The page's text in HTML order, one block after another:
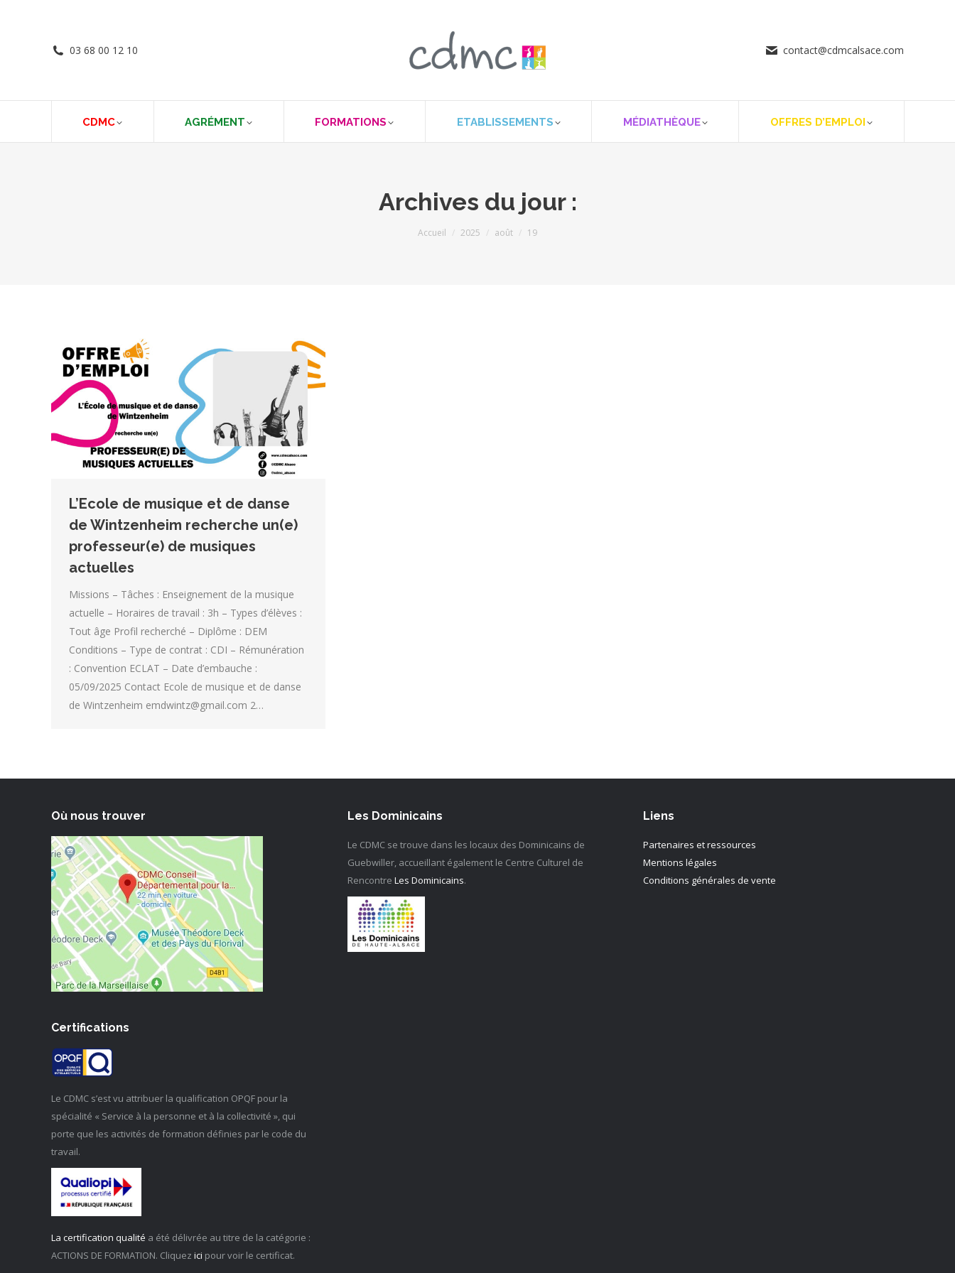
03 68 00 12 10 contact@cdmcalsace.com
CDMC AGRÉMENT FORMATIONS ETABLISSEMENTS MÉDIATHÈQUE OFFRES D’EMPLOI
Archives du jour :
Vous êtes ici :
Accueil 2025 août 19
L’Ecole de musique et de danse
de Wintzenheim recherche un(e)
professeur(e) de musiques
actuelles
Missions – Tâches : Enseignement de la musique
actuelle – Horaires de travail : 3h – Types d’élèves :
Tout âge Profil recherché – Diplôme : DEM
Conditions – Type de contrat : CDI – Rémunération
: Convention ECLAT – Date d’embauche :
05/09/2025 Contact Ecole de musique et de danse
de Wintzenheim emdwintz@gmail.com 2…
Où nous trouver Les Dominicains
Le CDMC se trouve dans les locaux des Dominicains de
Guebwiller, accueillant également le Centre Culturel de
Rencontre Les Dominicains.
Liens
Partenaires et ressources
Mentions légales
Conditions générales de vente
Certifications
Le CDMC s’est vu attribuer la qualification OPQF pour la
spécialité « Service à la personne et à la collectivité », qui
porte que les activités de formation définies par le code du
travail.
La certification qualité a été délivrée au titre de la catégorie :
ACTIONS DE FORMATION. Cliquez ici pour voir le certificat.